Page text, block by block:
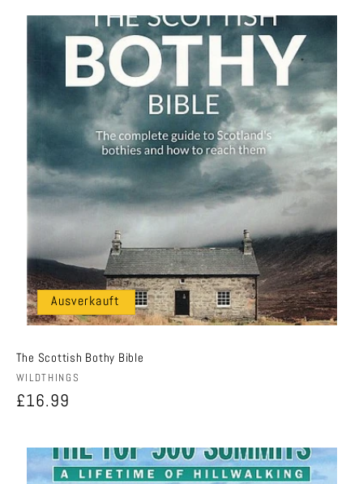
Ausverkauft
The Scottish Bothy Bible
Anbieter:
WILDTHINGS
Normaler
£16.99